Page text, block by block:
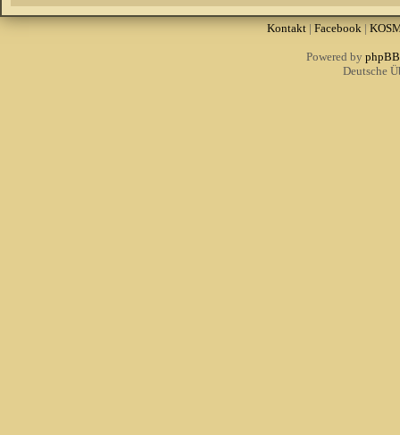
Kontakt| Facebook|
Powered by phpBB
Deutsche